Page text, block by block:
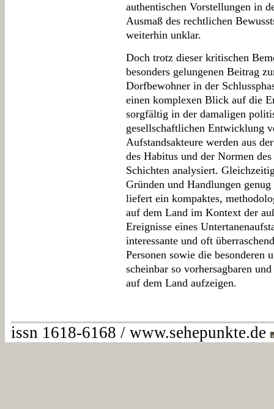
authentischen Vorstellungen in
Ausmaß des rechtlichen
weiterhin unklar.
Doch trotz dieser kritischen
besonders gelungenen Beitrag
Dorfbewohner in der
einen komplexen Blick auf die
sorgfältig in der damaligen
gesellschaftlichen Entwicklung
Aufstandsakteure werden aus
des Habitus und der Normen
Schichten analysiert.
Gründen und Handlungen
liefert ein kompaktes,
auf dem Land im Kontext der
Ereignisse eines
interessante und oft
Personen sowie die besonderen
scheinbar so vorhersagbaren
auf dem Land aufzeigen.
issn 1618-6168 / www.sehepunkte.de